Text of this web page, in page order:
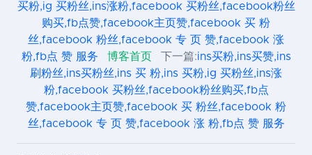
买粉,ig 买粉丝,ins涨粉,facebook 买粉丝,facebook粉丝
购买,fb点赞,facebook主页赞,facebook 买 粉
丝,facebook 粉丝,facebook 专 页 赞,facebook 涨
粉,fb点 赞 服务
博客首页 下一篇:ins买粉,ins买赞,ins
刷粉丝,ins买粉丝,ins 买 粉,ins 买粉,ig 买粉丝,ins涨
粉,facebook 买粉丝,facebook粉丝购买,fb点
赞,facebook主页赞,facebook 买 粉丝,facebook 粉
丝,facebook 专 页 赞,facebook 涨 粉,fb点 赞 服务